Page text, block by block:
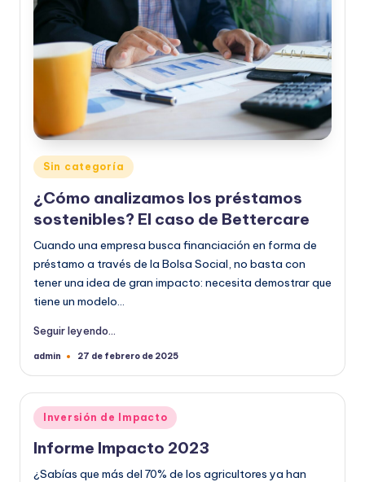
Publicado
en
Sin categoría
¿Cómo analizamos los préstamos
sostenibles? El caso de Bettercare
Cuando una empresa busca financiación en forma de
préstamo a través de la Bolsa Social, no basta con
tener una idea de gran impacto: necesita demostrar que
tiene un modelo…
Seguir leyendo...
Publicado
admin 27 de febrero de 2025
Publicado
en
Inversión de Impacto
Informe Impacto 2023
¿Sabías que más del 70% de los agricultores ya han